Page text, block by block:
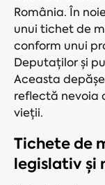
România. În
unui tichet de
conform unui
Deputaților și
Aceasta
reflectă nevoia
vieții.
Tichete de
legislativ și